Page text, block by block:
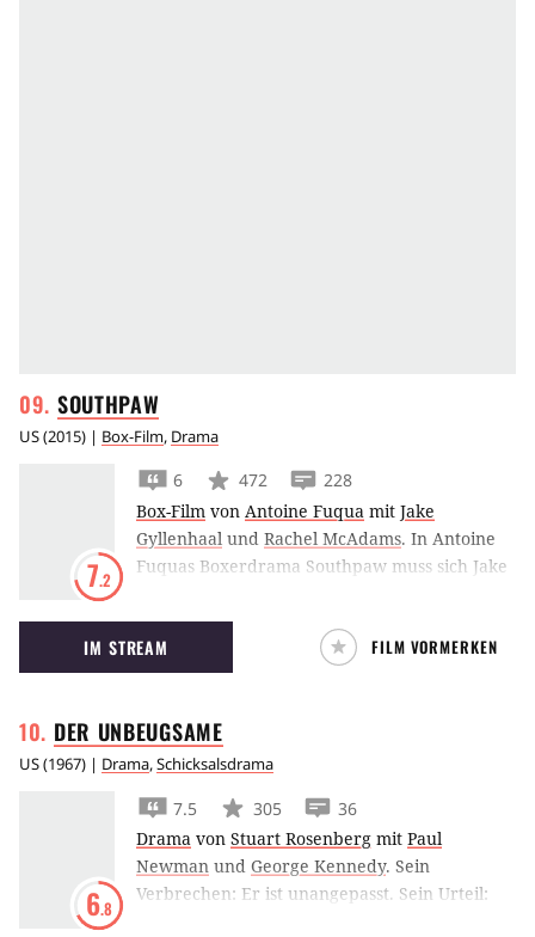
SOUTHPAW
US(2015) | Box-Film, Drama
7.2
6 472
228
Box-Film von Antoine Fuqua mit Jake
Gyllenhaal und Rachel McAdams. In Antoine
Fuquas Boxerdrama Southpaw muss sich Jake
zurückkämpfen, während sein Leben
allmählich aus den Fugen gerät.
IM STREAM FILM VORMERKEN
DER UNBEUGSAME
US(1967) | Drama,Schicksalsdrama
6.8
7.5 305
36
Drama von Stuart Rosenberg mit Paul
Newman und George Kennedy. Sein
Verbrechen: Er ist unangepasst. Sein Urteil: